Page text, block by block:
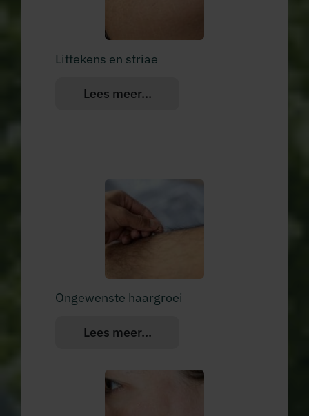
Littekens en striae
Lees meer...
Ongewenste haargroei
Lees meer...